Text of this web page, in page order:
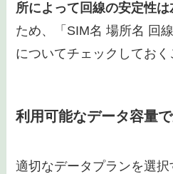
所によって回線の安定性
ため、「SIM名 場所名 回
についてチェックしておく
利用可能なデータ容量
適切なデータプランを選